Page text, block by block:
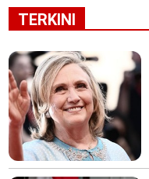
TERKINI